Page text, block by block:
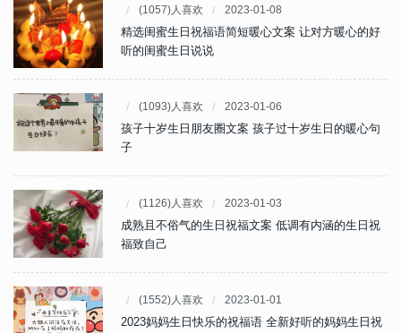
(1057)人喜欢 2023-01-08
精选闺蜜生日祝福语简短暖心文案 让对方暖心的好
听的闺蜜生日说说
(1093)人喜欢 2023-01-06
孩子十岁生日朋友圈文案 孩子过十岁生日的暖心句
子
(1126)人喜欢 2023-01-03
成熟且不俗气的生日祝福文案 低调有内涵的生日祝
福致自己
(1552)人喜欢 2023-01-01
2023妈妈生日快乐的祝福语 全新好听的妈妈生日祝